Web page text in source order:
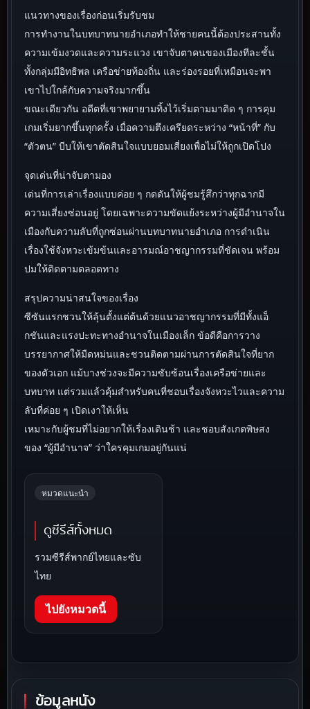
แนวทางของเรื่องก่อนเริ่มรับชม
การทำงานในบทบาทนายอำเภอทำให้ชายคนนี้ต้องประสานทั้ง
ความเข้มงวดและความระแวง เขาจับตาคนของเมืองทีละชั้น
ทั้งกลุ่มมีอิทธิพล เครือข่ายท้องถิ่น และร่องรอยที่เหมือนจะพา
เขาไปใกล้กับความจริงมากขึ้น
ขณะเดียวกัน อดีตที่เขาพยายามทิ้งไว้เริ่มตามมาติด ๆ การคุม
เกมเริ่มยากขึ้นทุกครั้ง เมื่อความตึงเครียดระหว่าง “หน้าที่” กับ
“ตัวตน” บีบให้เขาตัดสินใจแบบยอมเสี่ยงเพื่อไม่ให้ถูกเปิดโปง
จุดเด่นที่น่าจับตามอง
เด่นที่การเล่าเรื่องแบบค่อย ๆ กดดันให้ผู้ชมรู้สึกว่าทุกฉากมี
ความเสี่ยงซ่อนอยู่ โดยเฉพาะความขัดแย้งระหว่างผู้มีอำนาจใน
เมืองกับความลับที่ถูกซ่อนผ่านบทบาทนายอำเภอ การดำเนิน
เรื่องใช้จังหวะเข้มข้นและอารมณ์อาชญากรรมที่ชัดเจน พร้อม
ปมให้ติดตามตลอดทาง
สรุปความน่าสนใจของเรื่อง
ซีซันแรกชวนให้ลุ้นตั้งแต่ต้นด้วยแนวอาชญากรรมที่มีทั้งแอ็
กชันและแรงปะทะทางอำนาจในเมืองเล็ก ข้อดีคือการวาง
บรรยากาศให้มืดหม่นและชวนติดตามผ่านการตัดสินใจที่ยาก
ของตัวเอก แม้บางช่วงจะมีความซับซ้อนเรื่องเครือข่ายและ
บทบาท แต่รวมแล้วคุ้มสำหรับคนที่ชอบเรื่องจังหวะไวและความ
ลับที่ค่อย ๆ เปิดเงาให้เห็น
เหมาะกับผู้ชมที่ไม่อยากให้เรื่องเดินช้า และชอบสังเกตพิษสง
ของ “ผู้มีอำนาจ” ว่าใครคุมเกมอยู่กันแน่
หมวดแนะนำ
ดูซีรีส์ทั้งหมด
รวมซีรีส์พากย์ไทยและซับ
ไทย
ไปยังหมวดนี้
ข้อมูลหนัง